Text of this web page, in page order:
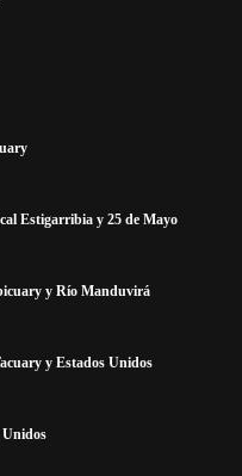
Estigarribia y 25 de Mayo
y Río Manduvirá
y Estados Unidos
Unidos